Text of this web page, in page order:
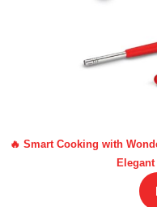
🔥 Smart Cooking with
Elegant